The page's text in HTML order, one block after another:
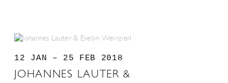
12 JAN – 25 FEB 2018
JOHANNES LAUTER &